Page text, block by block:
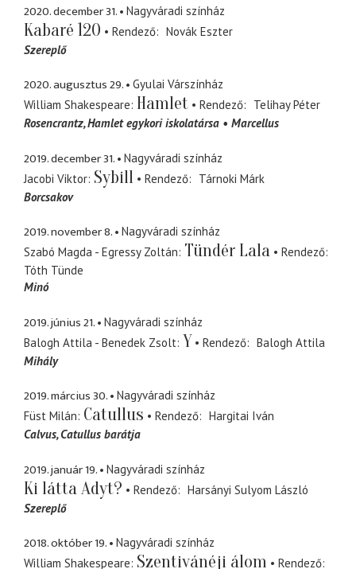
2020. december 31. Nagyváradi színház
Kabaré 120 Rendező
Novák Eszter
Szereplő
2020. augusztus 29.
Gyulai Várszínház
William Shakespeare Hamlet Rendező
Telihay Péter
Rosencrantz Hamlet egykori iskolatársa Marcellus
2019. december 31.
Nagyváradi színház
Jacobi Viktor Sybill Rendező
Tárnoki Márk
Borcsakov
2019. november 8.
Nagyváradi színház
Szabó Magda - Egressy Zoltán Tündér Lala
Rendező
Tóth Tünde
Minó
2019. június 21.
Nagyváradi színház
Balogh Attila - Benedek Zsolt Y Rendező
Balogh Attila
Mihály
2019. március 30.
Nagyváradi színház
Füst Milán Catullus Rendező
Hargitai Iván
Calvus Catullus barátja
2019. január 19. Nagyváradi színház
Ki látta Adyt? Rendező
Harsányi Sulyom László
Szereplő
2018. október 19.
Nagyváradi színház
William Shakespeare Szentivánéji álom Rendező